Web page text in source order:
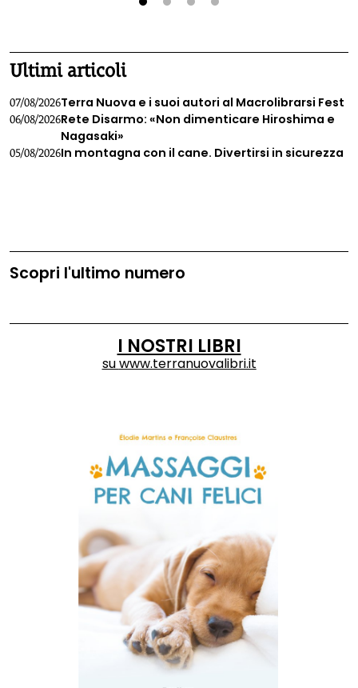
Ultimi articoli
07/08/2026Terra Nuova e i suoi autori al Macrolibrarsi Fest
06/08/2026Rete Disarmo: «Non dimenticare Hiroshima e
Nagasaki»
05/08/2026In montagna con il cane. Divertirsi in sicurezza
Scopri l'ultimo numero
I NOSTRI LIBRI
suwww.terranuovalibri.it